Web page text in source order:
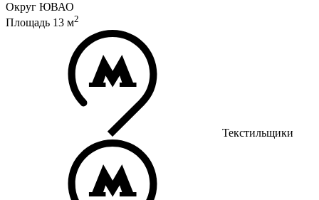
Округ ЮВАО
Площадь 13 м2
Текстильщики